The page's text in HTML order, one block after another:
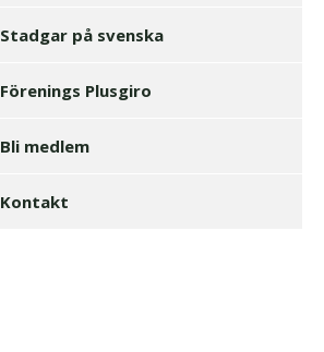
Stadgar på svenska
Förenings Plusgiro
Bli medlem
Kontakt